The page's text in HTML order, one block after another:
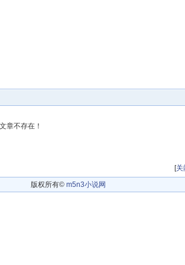
章不存在！
[关
版权所有© m5n3小说网